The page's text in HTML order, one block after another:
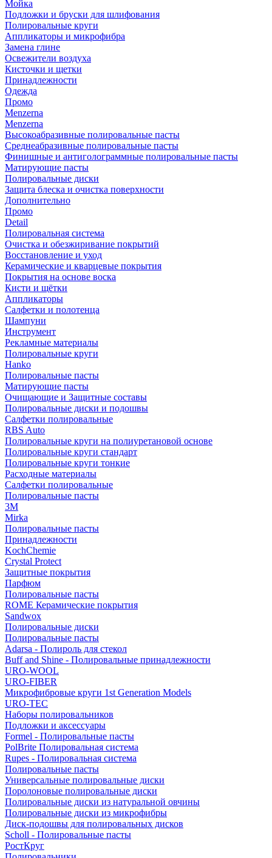
Мойка
Подложки и бруски для шлифования
Полировальные круги
Аппликаторы и микрофибра
Замена глине
Освежители воздуха
Кисточки и щетки
Принадлежности
Одежда
Промо
Menzerna
Menzerna
Высокоабразивные полировальные пасты
Среднеабразивные полировальные пасты
Финишные и антиголограммные полировальные пасты
Матирующие пасты
Полировальные диски
Защита блеска и очистка поверхности
Дополнительно
Промо
Detail
Полировальная система
Очистка и обезжиривание покрытий
Восстановление и уход
Керамические и кварцевые покрытия
Покрытия на основе воска
Кисти и щётки
Аппликаторы
Салфетки и полотенца
Шампуни
Инструмент
Рекламные материалы
Полировальные круги
Hanko
Полировальные пасты
Матирующие пасты
Очищающие и Защитные составы
Полировальные диски и подошвы
Салфетки полировальные
RBS Auto
Полировальные круги на полиуретановой основе
Полировальные круги стандарт
Полировальные круги тонкие
Расходные материалы
Салфетки полировальные
Полировальные пасты
3М
Mirka
Полировальные пасты
Принадлежности
KochChemie
Crystal Protect
Защитные покрытия
Парфюм
Полировальные пасты
ROME Керамические покрытия
Sandwox
Полировальные диски
Полировальные пасты
Adarsa - Полироль для стекол
Buff and Shine - Полировальные принадлежности
URO-WOOL
URO-FIBER
Микрофибровые круги 1st Generation Models
URO-TEC
Наборы полировальников
Подложки и аксессуары
Formel - Полировальные пасты
PolBrite Полировальная система
Rupes - Полировальная система
Полировальные пасты
Универсальные полировальные диски
Поролоновые полировальные диски
Полировальные диски из натуральной овчины
Полировальные диски из микрофибры
Диск-подошвы для полировальных дисков
Scholl - Полировальные пасты
РостКруг